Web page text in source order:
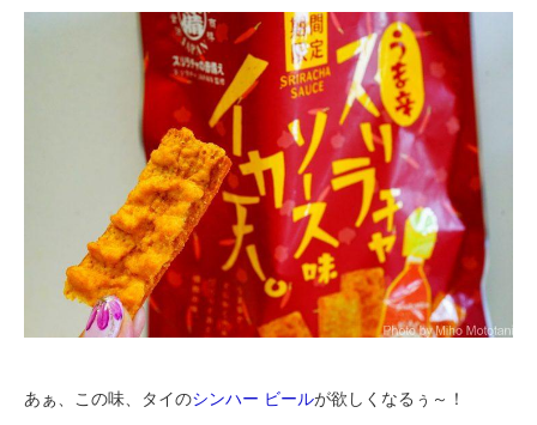
あぁ、この味、タイのシンハー ビールが欲しくなるぅ～！